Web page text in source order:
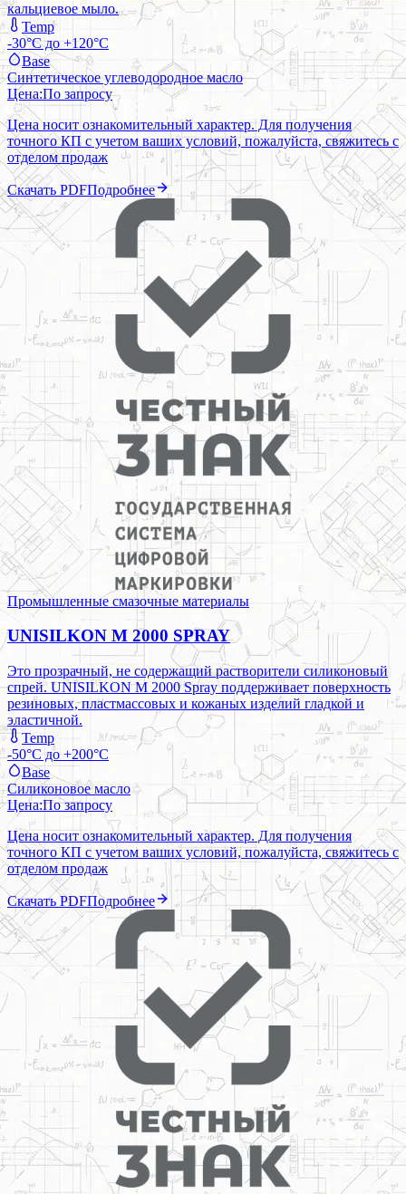
кальциевое мыло.
Temp
-30°C до +120°C
Base
Синтетическое углеводородное масло
Цена:По запросу
Цена носит ознакомительный характер. Для получения
точного КП с учетом ваших условий, пожалуйста, свяжитесь с
отделом продаж
Скачать PDFПодробнее
Промышленные смазочные материалы
UNISILKON M 2000 SPRAY
Это прозрачный, не содержащий растворители силиконовый
спрей. UNISILKON M 2000 Spray поддерживает поверхность
резиновых, пластмассовых и кожаных изделий гладкой и
эластичной.
Temp
-50°C до +200°C
Base
Силиконовое масло
Цена:По запросу
Цена носит ознакомительный характер. Для получения
точного КП с учетом ваших условий, пожалуйста, свяжитесь с
отделом продаж
Скачать PDFПодробнее